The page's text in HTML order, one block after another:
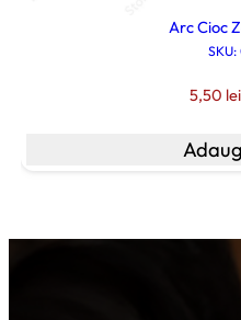
Arc Cioc
SKU:
5,50 lei